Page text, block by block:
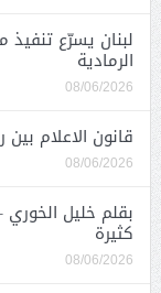
الرمادية
08/06/2026
قانون الاعلام
08/06/2026
بقلم خليل
كثيرة
08/06/2026